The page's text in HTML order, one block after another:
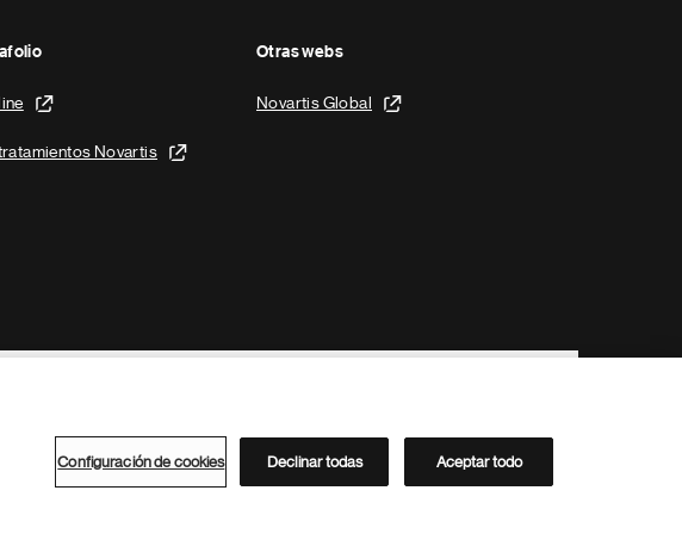
Novartis
Otras webs
Novartis Global
Directorio de Novartis
Configuración de cookies Declinar todas Aceptar todo